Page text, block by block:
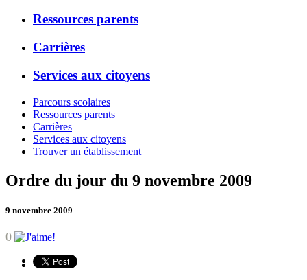
Ressources parents
Carrières
Services aux citoyens
Parcours scolaires
Ressources parents
Carrières
Services aux citoyens
Trouver un établissement
Ordre du jour du 9 novembre 2009
9 novembre 2009
0